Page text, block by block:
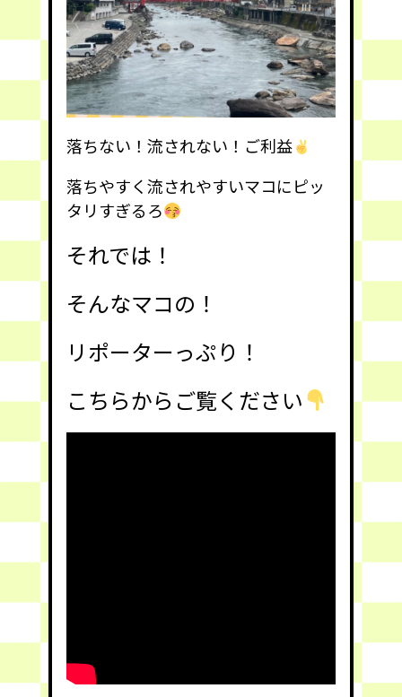
落ちない！流されない！ご利益
落ちやすく流されやすいマコにピッ
タリすぎるろ
それでは！
そんなマコの！
リポーターっぷり！
こちらからご覧ください